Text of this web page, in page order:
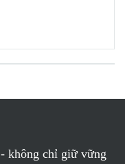
- không chỉ giữ vững